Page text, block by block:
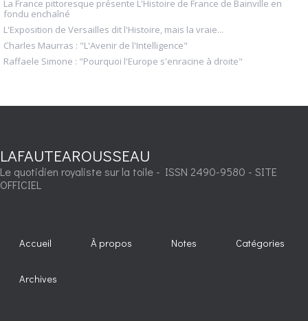
La France pittoresque présente L'Histoire de France de Bainville en
fondu enchaîné
L'Exposition de Versailles dit l'Histoire, mais la vraie...
Charles Maurras : "L'Avenir de l'Intelligence"
Raffaele Simone : "Pourquoi l'Europe s'enracine à droite"
LAFAUTEAROUSSEAU
Le quotidien royaliste sur la toile - ISSN 2490-9580 - SITE
OFFICIEL
Accueil À propos Notes Catégories
Archives